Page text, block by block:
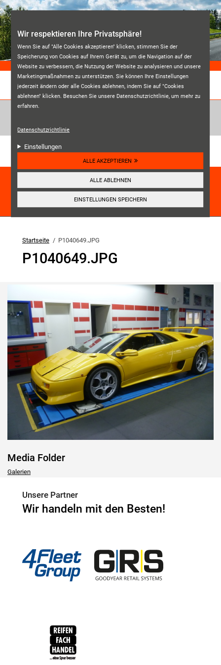
Wir respektieren Ihre Privatsphäre!
Wenn Sie auf "Alle Cookies akzeptieren" klicken, stimmen Sie der
Speicherung von Cookies auf Ihrem Gerät zu, um die Navigation auf der
Website zu verbessern, die Nutzung der Website zu analysieren und unsere
Marketingmaßnahmen zu unterstützen. Sie können Ihre Einstellungen
jederzeit ändern oder alle Cookies ablehnen, indem Sie auf "Cookies
ablehnen" klicken. Besuchen Sie unsere Datenschutzrichtlinie, um mehr zu
erfahren.
Datenschutzrichtlinie
Einstellungen
ALLE AKZEPTIEREN
ALLE ABLEHNEN
EINSTELLUNGEN SPEICHERN
Direkt zum Inhalt
REIFEN DONIS
4.7
HIER ANSEHEN
Navigation☰
Startseite P1040649.JPG
P1040649.JPG
Media Folder
Galerien
Unsere Partner
Wir handeln mit den Besten!